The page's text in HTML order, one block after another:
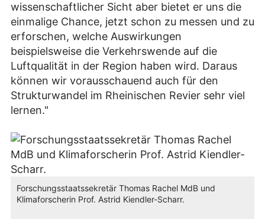
wissenschaftlicher Sicht aber bietet er uns die
einmalige Chance, jetzt schon zu messen und zu
erforschen, welche Auswirkungen
beispielsweise die Verkehrswende auf die
Luftqualität in der Region haben wird. Daraus
können wir vorausschauend auch für den
Strukturwandel im Rheinischen Revier sehr viel
lernen."
Forschungsstaatssekretär Thomas Rachel MdB und
Klimaforscherin Prof. Astrid Kiendler-Scharr.